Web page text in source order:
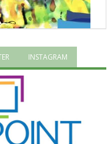
Pesce al CN Uisp
INSTAGRAM